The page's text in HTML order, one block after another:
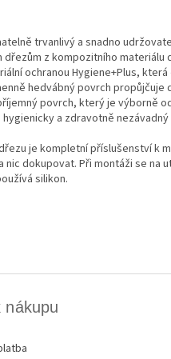
trvanlivý a snadno
dřezům z kompozitního materiálu
ochranou Hygiene+Plus,
hedvábný povrch
povrch, který je výborně
hygienicky a zdravotně
je kompletní příslušenství k
nic dokupovat. Při montáži se na
silikon.
nákupu